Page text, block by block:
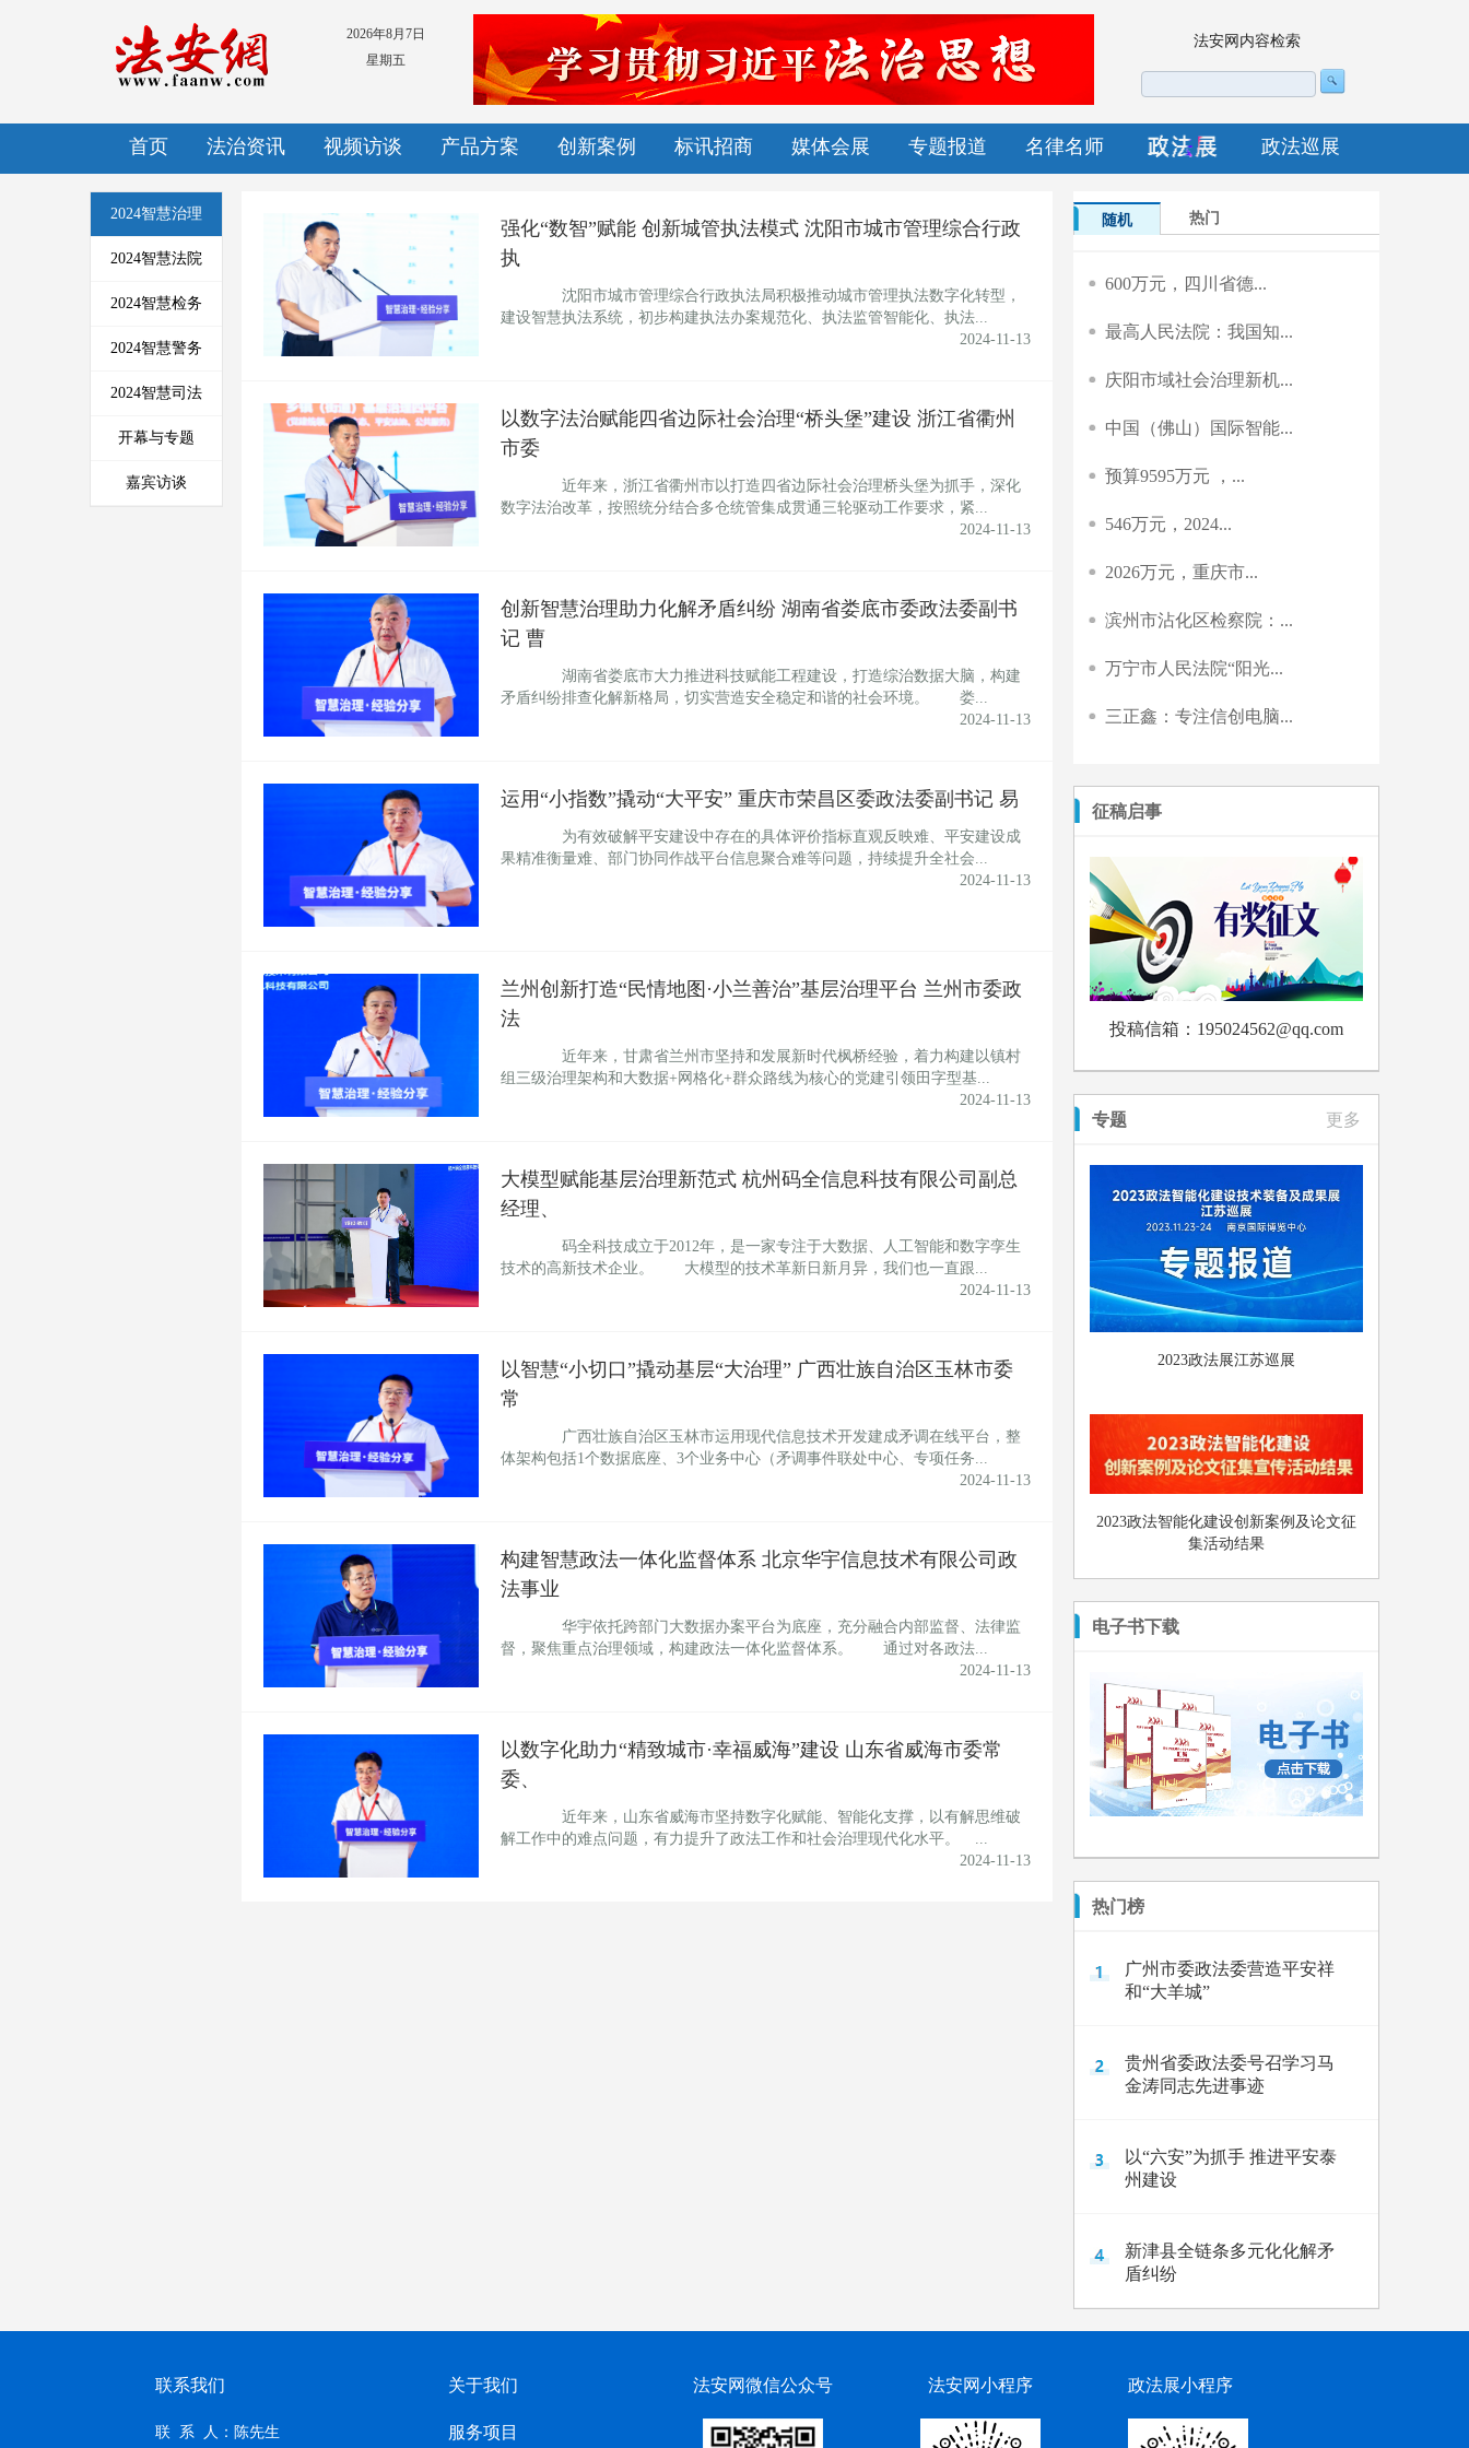
2026年8月7日
星期五
法安网内容检索
首页 法治资讯 视频访谈 产品方案 创新案例 标讯招商 媒体会展 专题报道 名律名师 政法巡展
2024智慧治理
2024智慧法院
2024智慧检务
2024智慧警务
2024智慧司法
开幕与专题
嘉宾访谈
强化“数智”赋能 创新城管执法模式 沈阳市城市管理综合行政
执
沈阳市城市管理综合行政执法局积极推动城市管理执法数字化转型，
建设智慧执法系统，初步构建执法办案规范化、执法监管智能化、执法...
2024-11-13
以数字法治赋能四省边际社会治理“桥头堡”建设 浙江省衢州
市委
近年来，浙江省衢州市以打造四省边际社会治理桥头堡为抓手，深化
数字法治改革，按照统分结合多仓统管集成贯通三轮驱动工作要求，紧...
2024-11-13
创新智慧治理助力化解矛盾纠纷 湖南省娄底市委政法委副书
记 曹
湖南省娄底市大力推进科技赋能工程建设，打造综治数据大脑，构建
矛盾纠纷排查化解新格局，切实营造安全稳定和谐的社会环境。 娄...
2024-11-13
运用“小指数”撬动“大平安” 重庆市荣昌区委政法委副书记 易
为有效破解平安建设中存在的具体评价指标直观反映难、平安建设成
果精准衡量难、部门协同作战平台信息聚合难等问题，持续提升全社会...
2024-11-13
兰州创新打造“民情地图·小兰善治”基层治理平台 兰州市委政
法
近年来，甘肃省兰州市坚持和发展新时代枫桥经验，着力构建以镇村
组三级治理架构和大数据+网格化+群众路线为核心的党建引领田字型基...
2024-11-13
大模型赋能基层治理新范式 杭州码全信息科技有限公司副总
经理、
码全科技成立于2012年，是一家专注于大数据、人工智能和数字孪生
技术的高新技术企业。 大模型的技术革新日新月异，我们也一直跟...
2024-11-13
以智慧“小切口”撬动基层“大治理” 广西壮族自治区玉林市委
常
广西壮族自治区玉林市运用现代信息技术开发建成矛调在线平台，整
体架构包括1个数据底座、3个业务中心（矛调事件联处中心、专项任务...
2024-11-13
构建智慧政法一体化监督体系 北京华宇信息技术有限公司政
法事业
华宇依托跨部门大数据办案平台为底座，充分融合内部监督、法律监
督，聚焦重点治理领域，构建政法一体化监督体系。 通过对各政法...
2024-11-13
以数字化助力“精致城市·幸福威海”建设 山东省威海市委常
委、
近年来，山东省威海市坚持数字化赋能、智能化支撑，以有解思维破
解工作中的难点问题，有力提升了政法工作和社会治理现代化水平。 ...
2024-11-13
随机 热门
600万元，四川省德...
最高人民法院：我国知...
庆阳市域社会治理新机...
中国（佛山）国际智能...
预算9595万元 ，...
546万元，2024...
2026万元，重庆市...
滨州市沾化区检察院：...
万宁市人民法院“阳光...
三正鑫：专注信创电脑...
征稿启事
投稿信箱：195024562@qq.com
专题 更多
2023政法展江苏巡展
2023政法智能化建设创新案例及论文征
集活动结果
电子书下载
热门榜
广州市委政法委营造平安祥
和“大羊城”
贵州省委政法委号召学习马
金涛同志先进事迹
以“六安”为抓手 推进平安泰
州建设
新津县全链条多元化化解矛
盾纠纷
联系我们
联 系 人：陈先生
关于我们
服务项目
法安网微信公众号 法安网小程序 政法展小程序